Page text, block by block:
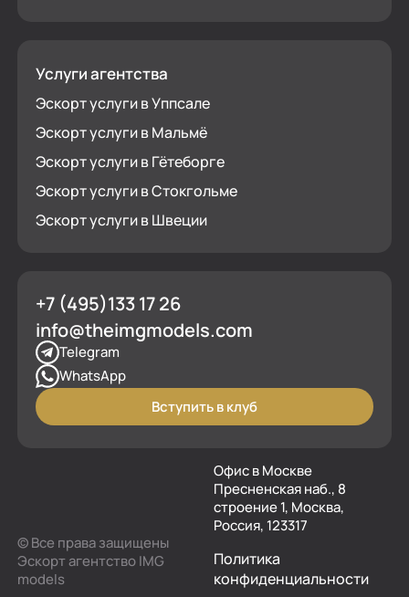
Услуги агентства
Эскорт услуги в Уппсале
Эскорт услуги в Мальмё
Эскорт услуги в Гётеборге
Эскорт услуги в Стокгольме
Эскорт услуги в Швеции
+7 (495)133 17 26
info@theimgmodels.com
Telegram
WhatsApp
Вступить в клуб
© Все права защищены
Эскорт агентство IMG
models
Офис в Москве
Пресненская наб., 8
строение 1, Москва,
Россия, 123317
Политика
конфиденциальности